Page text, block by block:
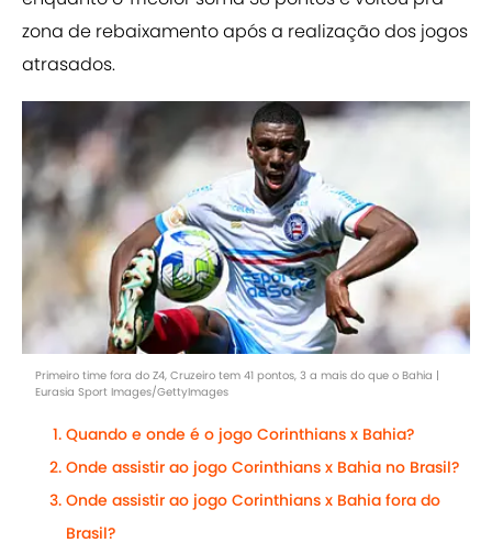
zona de rebaixamento após a realização dos jogos
atrasados.
Primeiro time fora do Z4, Cruzeiro tem 41 pontos, 3 a mais do que o Bahia |
Eurasia Sport Images/GettyImages
Quando e onde é o jogo Corinthians x Bahia?
Onde assistir ao jogo Corinthians x Bahia no Brasil?
Onde assistir ao jogo Corinthians x Bahia fora do
Brasil?